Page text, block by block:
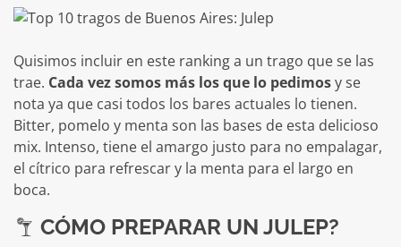
Quisimos incluir en este ranking a un trago que se las
trae. Cada vez somos más los que lo pedimosy se
nota ya que casi todos los bares actuales lo tienen.
Bitter, pomelo y menta son las bases de esta delicioso
mix. Intenso, tiene el amargo justo para no empalagar,
el cítrico para refrescar y la menta para el largo en
boca.
CÓMO PREPARAR UN JULEP?